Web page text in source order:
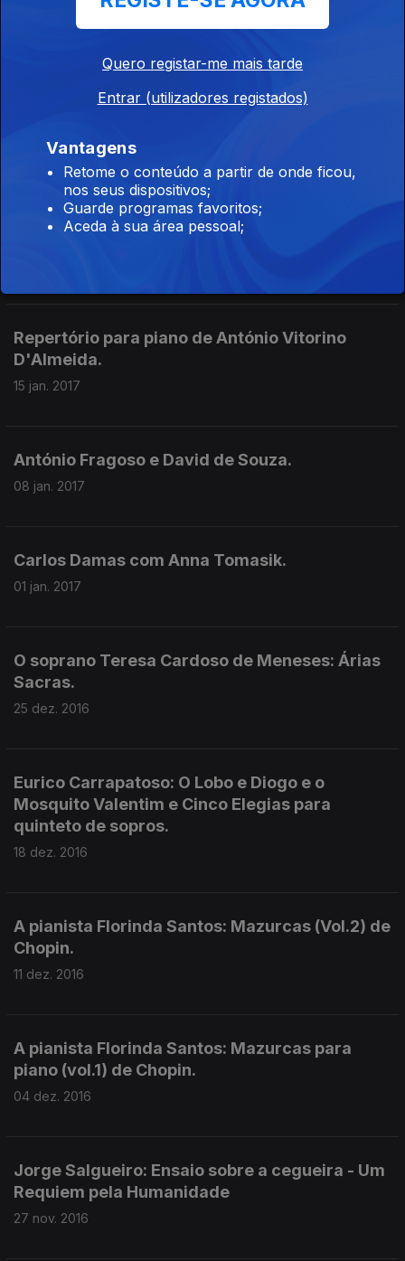
Quarteto S. Roque: obra integral para quarteto
de cordas de Vianna da Motta.
O grupo Sete Lágrimas, fundado em 1999 por
Filipe Faria e Sérgio Peixoto. Concerto
realizado no CCB em 2014.
Repertório para piano de António Vitorino
D'Almeida.
15 jan. 2017
António Fragoso e David de Souza.
08 jan. 2017
Carlos Damas com Anna Tomasik.
01 jan. 2017
O soprano Teresa Cardoso de Meneses: Árias
Sacras.
25 dez. 2016
Eurico Carrapatoso: O Lobo e Diogo e o
Mosquito Valentim e Cinco Elegias para
quinteto de sopros.
18 dez. 2016
A pianista Florinda Santos: Mazurcas (Vol.2) de
Chopin.
11 dez. 2016
A pianista Florinda Santos: Mazurcas para
piano (vol.1) de Chopin.
04 dez. 2016
Jorge Salgueiro: Ensaio sobre a cegueira - Um
Requiem pela Humanidade
27 nov. 2016
Quero registar-me mais tarde
Entrar (utilizadores registados)
Vantagens
Retome o conteúdo a partir de onde ficou,
nos seus dispositivos;
Guarde programas favoritos;
Aceda à sua área pessoal;